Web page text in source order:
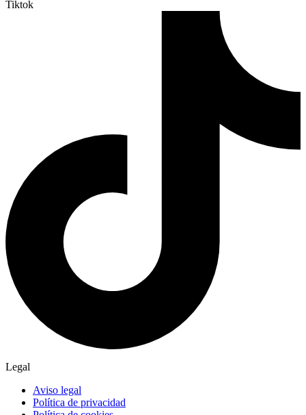
Tiktok
Legal
Aviso legal
Política de privacidad